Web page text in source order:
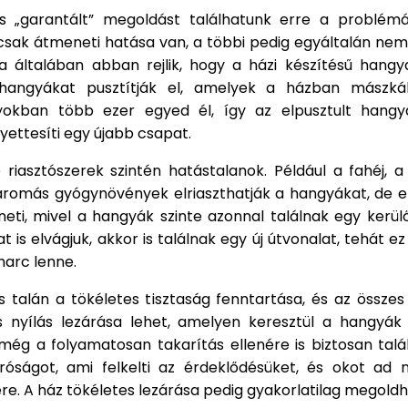
„garantált” megoldást találhatunk erre a
átmeneti hatása van, a többi pedig egyáltalán
általában abban rejlik, hogy a házi készítésű
pusztítják el, amelyek a házban
több ezer egyed él, így az elpusztult
egy újabb csapat.
riasztószerek szintén hatástalanok. Például a fahéj, a
gyógynövények elriaszthatják a hangyákat, de
mivel a hangyák szinte azonnal találnak egy
is elvágjuk, akkor is találnak egy új útvonalat, tehát
lenne.
talán a tökéletes tisztaság fenntartása, és az
nyílás lezárása lehet, amelyen keresztül a
a folyamatosan takarítás ellenére is biztosan
ami felkelti az érdeklődésüket, és okot ad
A ház tökéletes lezárása pedig gyakorlatilag